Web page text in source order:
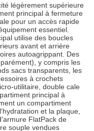
légèrement supérieure
principal à fermeture
pour un accès rapide
essentiel.
utilise des boucles
avant et arrière
autoagrippant. Des
y compris les
sacs transparents, les
à crochets
utilitaire, double cale
principal à
un compartiment
et la plaque,
FlatPack de
souple vendues